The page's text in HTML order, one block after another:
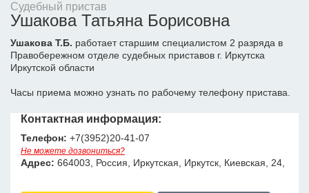
Судебный пристав
Ушакова Татьяна Борисовна
Ушакова Т.Б. работает старшим специалистом 2 разряда в
Правобережном отделе судебных приставов г. Иркутска
Иркутской области
Часы приема можно узнать по рабочему телефону пристава.
Контактная информация:
Телефон: +7(3952)20-41-07
Не можете дозвониться?
Адрес: 664003, Россия, Иркутская, Иркутск, Киевская, 24,